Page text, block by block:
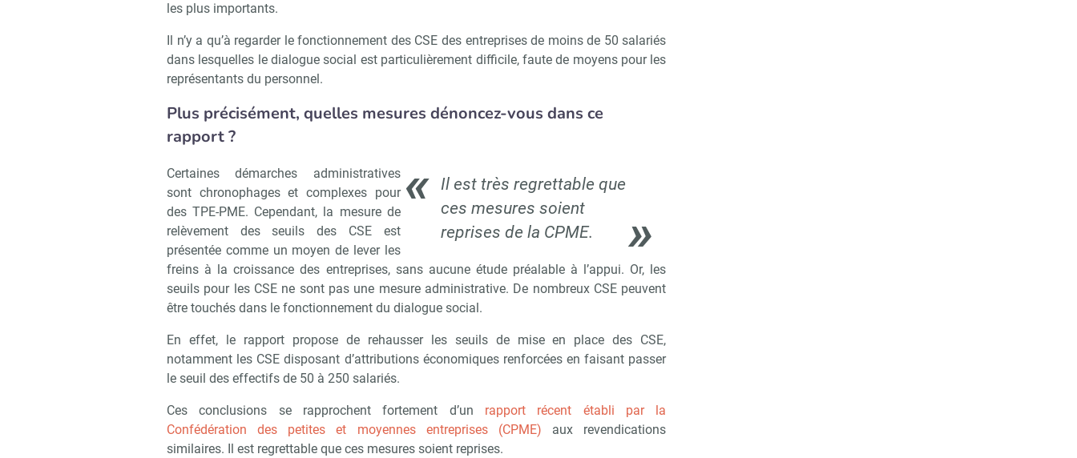
les plus importants.
Il n’y a qu’à regarder le fonctionnement des CSE des entreprises de moins de 50 salariés
dans lesquelles le dialogue social est particulièrement difficile, faute de moyens pour les
représentants du personnel.
Plus précisément, quelles mesures dénoncez-vous dans ce
rapport ?
Il est très regrettable que
ces mesures soient
reprises de la CPME.
Certaines démarches administratives
sont chronophages et complexes pour
des TPE-PME. Cependant, la mesure de
relèvement des seuils des CSE est
présentée comme un moyen de lever les
freins à la croissance des entreprises, sans aucune étude préalable à l’appui. Or, les
seuils pour les CSE ne sont pas une mesure administrative. De nombreux CSE peuvent
être touchés dans le fonctionnement du dialogue social.
En effet, le rapport propose de rehausser les seuils de mise en place des CSE,
notamment les CSE disposant d’attributions économiques renforcées en faisant passer
le seuil des effectifs de 50 à 250 salariés.
Ces conclusions se rapprochent fortement d’un rapport récent établi par la
Confédération des petites et moyennes entreprises (CPME) aux revendications
similaires. Il est regrettable que ces mesures soient reprises.